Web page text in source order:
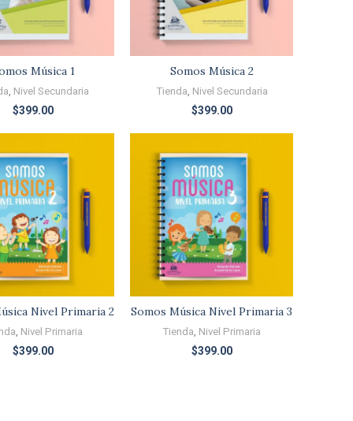
Música 1
, Nivel Secundaria
$399.00
Somos Música 2
Tienda, Nivel Secundaria
$399.00
Nivel Primaria 2
Nivel Primaria
$399.00
Somos Música Nivel Primaria 3
Tienda Nivel Primaria
$399.00